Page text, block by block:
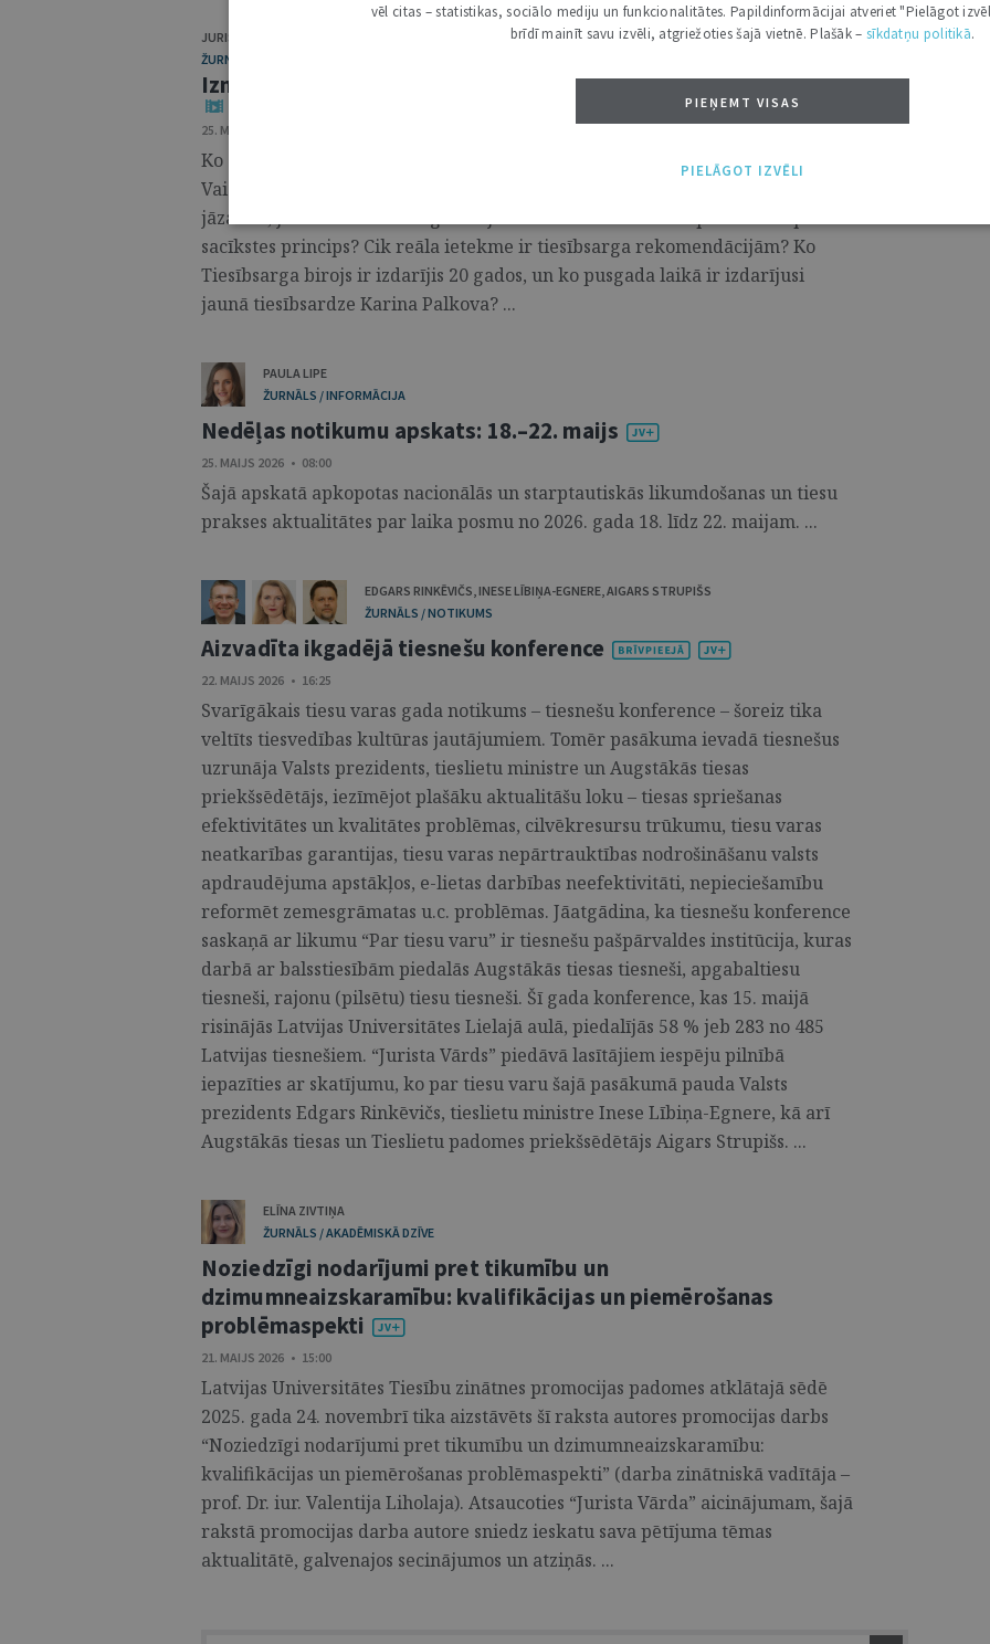
JURISTA VĀRDS
ŽURNĀLS / MĒNEŠA SARUNA
Iznākusi “Jurista Vārda” raidieraksta maija sērija
25. MAIJS 2026 • 19:00
Ko darīt ar Latvijas bāriņtiesām, lai tās patiešām aizstāvētu bērnu intereses?
Vai e-lieta ir “akmens, kas karājas tiesu sistēmas kaklā”? Vai klientam būtu
jāzaudē, ja advokāts nav sagatavojies tiesas sēdei? Vai civilprocesā ir spēkā
sacīkstes princips? Cik reāla ietekme ir tiesībsarga rekomendācijām? Ko
Tiesībsarga birojs ir izdarījis 20 gados, un ko pusgada laikā ir izdarījusi
jaunā tiesībsardze Karina Palkova? ...
PAULA LIPE
ŽURNĀLS / INFORMĀCIJA
Nedēļas notikumu apskats: 18.–22. maijs
25. MAIJS 2026 • 08:00
Šajā apskatā apkopotas nacionālās un starptautiskās likumdošanas un tiesu
prakses aktualitātes par laika posmu no 2026. gada 18. līdz 22. maijam. ...
EDGARS RINKĒVIČS,INESE LĪBIŅA-EGNERE,AIGARS STRUPIŠS
ŽURNĀLS / NOTIKUMS
Aizvadīta ikgadējā tiesnešu konference
22. MAIJS 2026 • 16:25
Svarīgākais tiesu varas gada notikums – tiesnešu konference – šoreiz tika
veltīts tiesvedības kultūras jautājumiem. Tomēr pasākuma ievadā tiesnešus
uzrunāja Valsts prezidents, tieslietu ministre un Augstākās tiesas
priekšsēdētājs, iezīmējot plašāku aktualitāšu loku – tiesas spriešanas
efektivitātes un kvalitātes problēmas, cilvēkresursu trūkumu, tiesu varas
neatkarības garantijas, tiesu varas nepārtrauktības nodrošināšanu valsts
apdraudējuma apstākļos, e-lietas darbības neefektivitāti, nepieciešamību
reformēt zemesgrāmatas u.c. problēmas. Jāatgādina, ka tiesnešu konference
saskaņā ar likumu “Par tiesu varu” ir tiesnešu pašpārvaldes institūcija, kuras
darbā ar balsstiesībām piedalās Augstākās tiesas tiesneši, apgabaltiesu
tiesneši, rajonu (pilsētu) tiesu tiesneši. Šī gada konference, kas 15. maijā
risinājās Latvijas Universitātes Lielajā aulā, piedalījās 58 % jeb 283 no 485
Latvijas tiesnešiem. “Jurista Vārds” piedāvā lasītājiem iespēju pilnībā
iepazīties ar skatījumu, ko par tiesu varu šajā pasākumā pauda Valsts
prezidents Edgars Rinkēvičs, tieslietu ministre Inese Lībiņa-Egnere, kā arī
Augstākās tiesas un Tieslietu padomes priekšsēdētājs Aigars Strupišs. ...
ELĪNA ZIVTIŅA
ŽURNĀLS / AKADĒMISKĀ DZĪVE
Noziedzīgi nodarījumi pret tikumību un
dzimumneaizskaramību: kvalifikācijas un piemērošanas
problēmaspekti
21. MAIJS 2026 • 15:00
Latvijas Universitātes Tiesību zinātnes promocijas padomes atklātajā sēdē
2025. gada 24. novembrī tika aizstāvēts šī raksta autores promocijas darbs
“Noziedzīgi nodarījumi pret tikumību un dzimumneaizskaramību:
kvalifikācijas un piemērošanas problēmaspekti” (darba zinātniskā vadītāja –
prof. Dr. iur. Valentija Liholaja). Atsaucoties “Jurista Vārda” aicinājumam, šajā
rakstā promocijas darba autore sniedz ieskatu sava pētījuma tēmas
aktualitātē, galvenajos secinājumos un atziņās. ...
vēl citas – statistikas, sociālo mediju un funkcionalitātes. Papildinformācijai atveriet "Pielāgot
brīdī mainīt savu izvēli, atgriežoties šajā vietnē. Plašāk – sīkdatņu politikā.
PIEŅEMT VISAS
PIELĀGOT IZVĒLI